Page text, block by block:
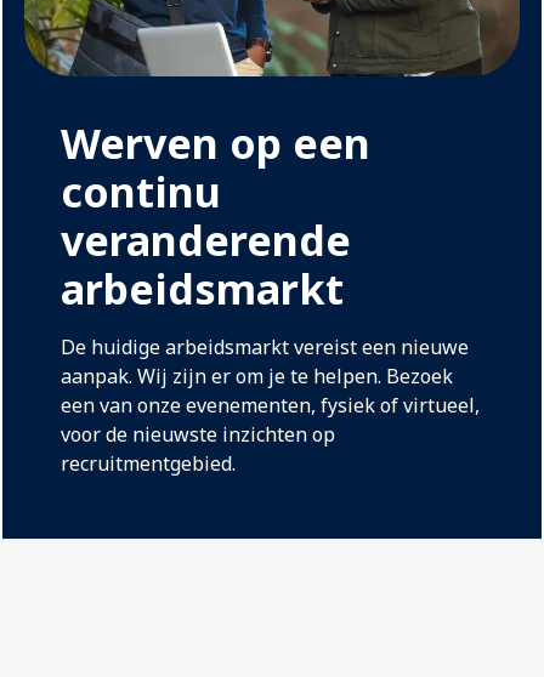
Werven op een
continu
veranderende
arbeidsmarkt
De huidige arbeidsmarkt vereist een nieuwe
aanpak. Wij zijn er om je te helpen. Bezoek
een van onze evenementen, fysiek of virtueel,
voor de nieuwste inzichten op
recruitmentgebied.